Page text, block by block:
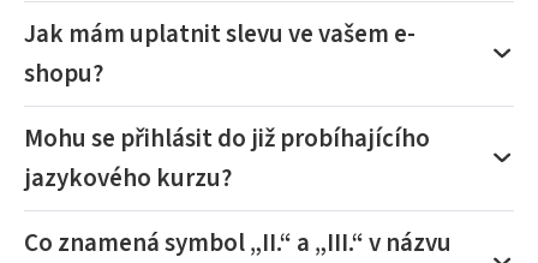
Jak mám uplatnit slevu ve vašem e-
shopu?
Mohu se přihlásit do již probíhajícího
jazykového kurzu?
Co znamená symbol „II.“ a „III.“ v názvu